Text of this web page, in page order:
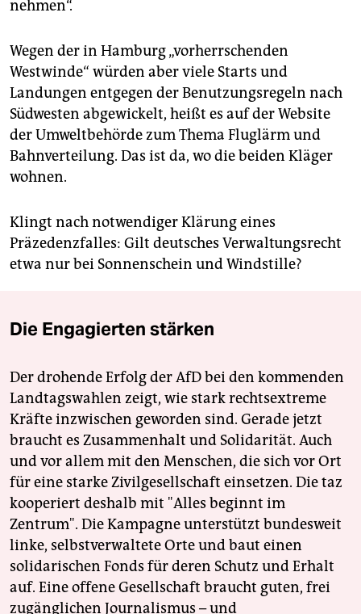
nehmen“.
Wegen der in Hamburg „vorherrschenden
Westwinde“ würden aber viele Starts und
Landungen entgegen der Benutzungsregeln nach
Südwesten abgewickelt, heißt es auf der Website
der Umweltbehörde zum Thema Fluglärm und
Bahnverteilung. Das ist da, wo die beiden Kläger
wohnen.
Klingt nach notwendiger Klärung eines
Präzedenzfalles: Gilt deutsches Verwaltungsrecht
etwa nur bei Sonnenschein und Windstille?
Die Engagierten stärken
Der drohende Erfolg der AfD bei den kommenden
Landtagswahlen zeigt, wie stark rechtsextreme
Kräfte inzwischen geworden sind. Gerade jetzt
braucht es Zusammenhalt und Solidarität. Auch
und vor allem mit den Menschen, die sich vor Ort
für eine starke Zivilgesellschaft einsetzen. Die taz
kooperiert deshalb mit "Alles beginnt im
Zentrum". Die Kampagne unterstützt bundesweit
linke, selbstverwaltete Orte und baut einen
solidarischen Fonds für deren Schutz und Erhalt
auf. Eine offene Gesellschaft braucht guten, frei
zugänglichen Journalismus – und